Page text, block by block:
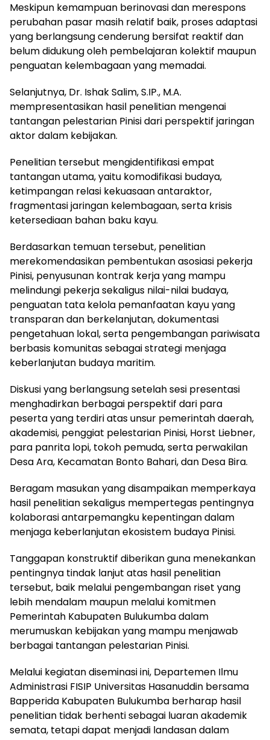
Meskipun kemampuan berinovasi dan merespons
perubahan pasar masih relatif baik, proses adaptasi
yang berlangsung cenderung bersifat reaktif dan
belum didukung oleh pembelajaran kolektif maupun
penguatan kelembagaan yang memadai.
Selanjutnya, Dr. Ishak Salim, S.IP., M.A.
mempresentasikan hasil penelitian mengenai
tantangan pelestarian Pinisi dari perspektif jaringan
aktor dalam kebijakan.
Penelitian tersebut mengidentifikasi empat
tantangan utama, yaitu komodifikasi budaya,
ketimpangan relasi kekuasaan antaraktor,
fragmentasi jaringan kelembagaan, serta krisis
ketersediaan bahan baku kayu.
Berdasarkan temuan tersebut, penelitian
merekomendasikan pembentukan asosiasi pekerja
Pinisi, penyusunan kontrak kerja yang mampu
melindungi pekerja sekaligus nilai-nilai budaya,
penguatan tata kelola pemanfaatan kayu yang
transparan dan berkelanjutan, dokumentasi
pengetahuan lokal, serta pengembangan pariwisata
berbasis komunitas sebagai strategi menjaga
keberlanjutan budaya maritim.
Diskusi yang berlangsung setelah sesi presentasi
menghadirkan berbagai perspektif dari para
peserta yang terdiri atas unsur pemerintah daerah,
akademisi, penggiat pelestarian Pinisi, Horst Liebner,
para panrita lopi, tokoh pemuda, serta perwakilan
Desa Ara, Kecamatan Bonto Bahari, dan Desa Bira.
Beragam masukan yang disampaikan memperkaya
hasil penelitian sekaligus mempertegas pentingnya
kolaborasi antarpemangku kepentingan dalam
menjaga keberlanjutan ekosistem budaya Pinisi.
Tanggapan konstruktif diberikan guna menekankan
pentingnya tindak lanjut atas hasil penelitian
tersebut, baik melalui pengembangan riset yang
lebih mendalam maupun melalui komitmen
Pemerintah Kabupaten Bulukumba dalam
merumuskan kebijakan yang mampu menjawab
berbagai tantangan pelestarian Pinisi.
Melalui kegiatan diseminasi ini, Departemen Ilmu
Administrasi FISIP Universitas Hasanuddin bersama
Bapperida Kabupaten Bulukumba berharap hasil
penelitian tidak berhenti sebagai luaran akademik
semata, tetapi dapat menjadi landasan dalam